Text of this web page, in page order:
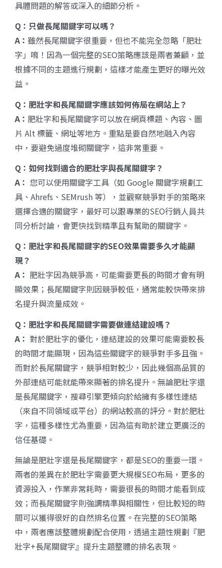
具體問題的解答或深入的細節分析。
Q ：只做長尾關鍵字可以嗎？
A： 雖然長尾關鍵字很重要，但也不能完全忽略「肥壯
字」唷！因為一個完整的SEO策略應該是兩者兼顧，並
根據不同的主題進行規劃，這樣才能產生更好的曝光效
益。
Q ：肥壯字和長尾關鍵字應該如何佈局在網站上？
A ： 肥壯字和長尾關鍵字可以放在網頁標題、內容、圖
片 Alt 標籤、網址等地方。重點是要自然地融入內容
中，要避免過度堆砌關鍵字，這非常重要。
Q ：如何找到適合的肥壯字與長尾關鍵字？
A： 您可以使用關鍵字工具（如 Google 關鍵字規劃工
具、Ahrefs、SEMrush 等），並觀察競爭對手的策略來
選擇合適的關鍵字，最好可以跟專業的SEO行銷人員共
同分析討論，會更快找到精準且有幫助的關鍵字。
Q ：肥壯字和長尾關鍵字的SEO效果需要多久才能顯
現？
A： 肥壯字因為競爭高，可能需要更長的時間才會有明
顯效果；長尾關鍵字則因競爭較低，通常能較快帶來排
名提升與流量成效。
Q ：肥壯字和長尾關鍵字需要做連結建設嗎？
A ： 對於肥壯字的優化，連結建設的效果可能需要較長
的時間才能顯現，因為這些關鍵字的競爭對手多且強。
而對於長尾關鍵字，競爭相對較少，因此幾個高品質的
外部連結可能就能帶來顯著的排名提升。無論肥壯字還
是長尾關鍵字，搜尋引擎更傾向於給擁有多樣性連結
（來自不同領域或平台）的網站較高的評分。對於肥壯
字，這種多樣性尤為重要，因為這有助於建立更廣泛的
信任基礎。
無論是肥壯字還是長尾關鍵字，都是SEO的重要一環。
兩者的差異在於肥壯字需要更大規模SEO布局，更多的
資源投入，作業非常耗時，需要很長的時間才能看到成
效；而長尾關鍵字則強調精準與相關性，但比較短的時
間可以獲得很好的自然排名位置。在完整的SEO策略
中，兩者應該整體規劃配合使用，透過主題性規劃『肥
壯字+長尾關鍵字』提升主題整體的排名表現。